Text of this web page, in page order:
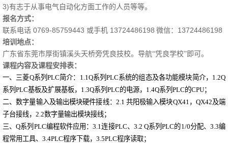
3)有志于从事电气自动化方面工作的人员等等。
报名方式：
联系电话 0769-85759443 或手机 13724486198 微信： 13724486198
培训地点：
广东省东莞市厚街镇溪头天桥旁凭良技校。导航“凭良学校”即可。
课程内容及课程安排表：
一、三菱Q系列PLC简介： 1.1Q系列PLC系统的组态及各功能模块简介， 1.2Q
系列PLC基板及扩展基板 ， 1.3Q系列PLC的电源， 1.4Q系列PLC的CPU；
二、数字量输入及输出模块硬件接线： 2.1 共阳极输入模块QX41 ， QX42及端
子台接线， 2.2数字量输出模块接线；
三、Q系列PLC编程软件应用 ：3.1连接PLC、 3.2 Q系列PLC的1/0分配、 3.3编
程常用工具、 3.4PLC程序下载， 3.5PLC程序读取；